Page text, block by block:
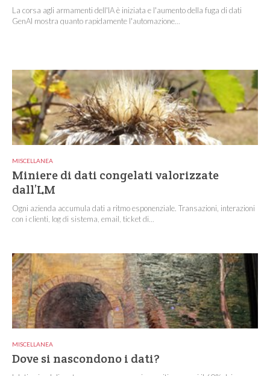
La corsa agli armamenti dell'IA è iniziata e l'aumento della fuga di dati
GenAI mostra quanto rapidamente l'automazione...
MISCELLANEA
Miniere di dati congelati valorizzate
dall’LM
Ogni azienda accumula dati a ritmo esponenziale. Transazioni, interazioni
con i clienti, log di sistema, email, ticket di...
MISCELLANEA
Dove si nascondono i dati?